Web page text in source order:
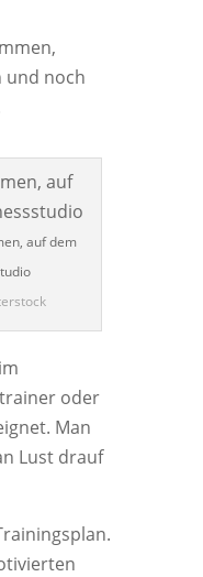
und noch
auf dem
oder
Man
Lust drauf